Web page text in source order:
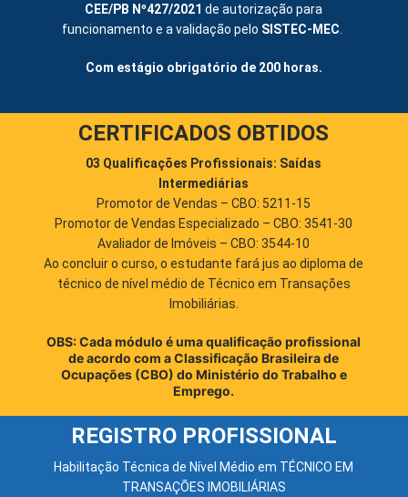
CEE/PB Nº427/2021 de autorização para
funcionamento e a validação pelo SISTEC-MEC
Com estágio obrigatório de 200 horas.
CERTIFICADOS OBTIDOS
03 Qualificações Profissionais: Saídas
Intermediárias
Promotor de Vendas – CBO: 5211-15
Promotor de Vendas Especializado – CBO: 3541-30
Avaliador de Imóveis – CBO: 3544-10
Ao concluir o curso, o estudante fará jus ao diploma de
técnico de nível médio de Técnico em Transações
Imobiliárias.
OBS: Cada módulo é uma qualificação profissional
de acordo com a Classificação Brasileira de
Ocupações (CBO) do Ministério do Trabalho e
Emprego.
REGISTRO PROFISSIONAL
Habilitação Técnica de Nível Médio em TÉCNICO EM
TRANSAÇÕES IMOBILIÁRIAS